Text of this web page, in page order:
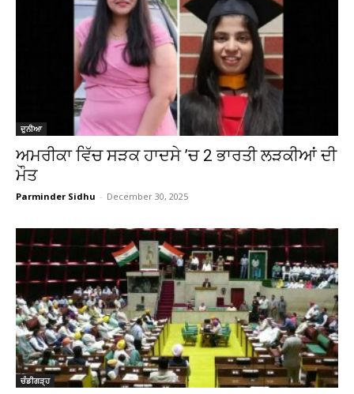
ਦੁਨੀਆ
ਅਮਰੀਕਾ ਵਿੱਚ ਸੜਕ ਹਾਦਸੇ ’ਚ 2 ਭਾਰਤੀ ਲੜਕੀਆਂ ਦੀ
ਮੌਤ
Parminder Sidhu - December 30, 2025
ਚੰਡੀਗੜ੍ਹ